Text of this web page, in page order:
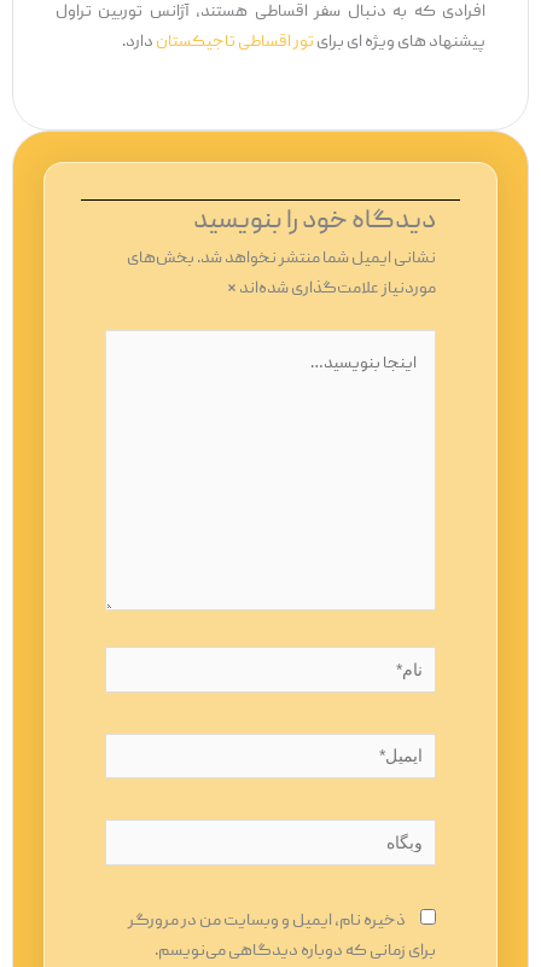
افرادی که به دنبال سفر اقساطی هستند، آژانس توربین تراول
پیشنهاد های ویژه ‌ای برایتور اقساطی تاجیکستاندارد.
دیدگاه‌ خود را بنویسید
نشانی ایمیل شما منتشر نخواهد شد.بخش‌های
موردنیاز علامت‌گذاری شده‌اند*
بنویسید…
ایمیل*
وبگاه
ذخیره نام، ایمیل و وبسایت من در مرورگر
برای زمانی که دوباره دیدگاهی می‌نویسم.